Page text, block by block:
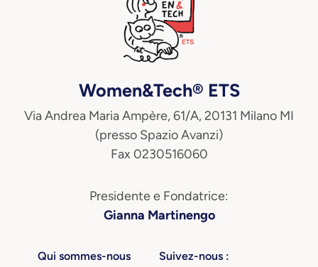
Women&Tech® ETS
Via Andrea Maria Ampère, 61/A, 20131 Milano MI
(presso Spazio Avanzi)
Fax 0230516060
Presidente e Fondatrice:
Gianna Martinengo
Qui sommes-nous Suivez-nous :